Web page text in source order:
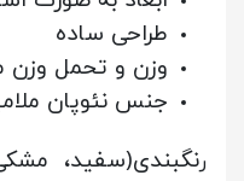
طراحی ساده
وزن و تحمل وزن
جنس نئوپان
رنگبندی(سفید،